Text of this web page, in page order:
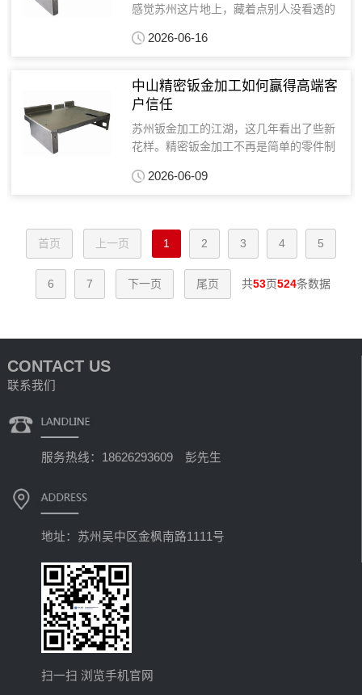
感觉苏州这片地上，藏着点别人没看透的
单的规模效应。最近琢磨，可能是对材料
大，说小不小。数不清...
2026-06-16
中山精密钣金加工如何赢得高端客
户信任
苏州钣金加工的江湖，这几年看出了些新
花样。精密钣金加工不再是简单的零件制
我最近碰到的那个案例，就特别能说明问
2026-06-09
首页 上一页 1 2 3 4 5
6 7 下一页 尾页 共53页524条数据
CONTACT US
联系我们
服务热线：18626293609 彭先生
地址：苏州吴中区金枫南路1111号
扫一扫 浏览手机官网